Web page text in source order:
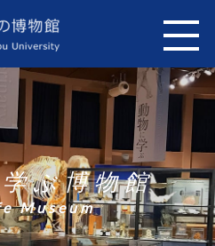
学ぶ博物館
e Museum